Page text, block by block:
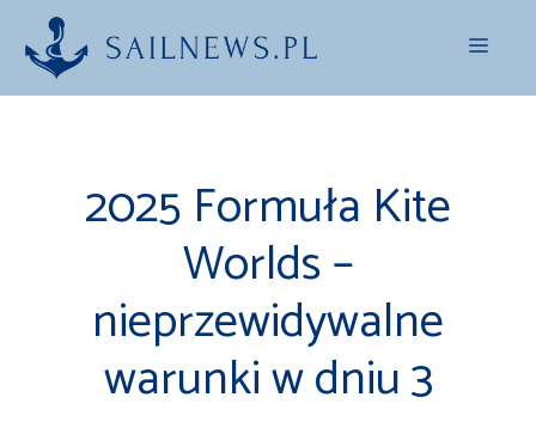
Przejdź
treści
Menu
2025 Formuła Kite
Worlds –
nieprzewidywalne
warunki w dniu 3